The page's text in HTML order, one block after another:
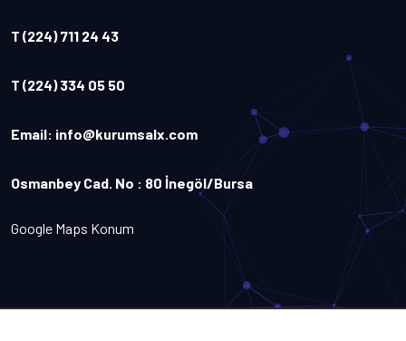
T (224) 711 24 43
T (224) 334 05 50
Email: info@kurumsalx.com
Osmanbey Cad. No : 80 İnegöl/Bursa
Google Maps Konum